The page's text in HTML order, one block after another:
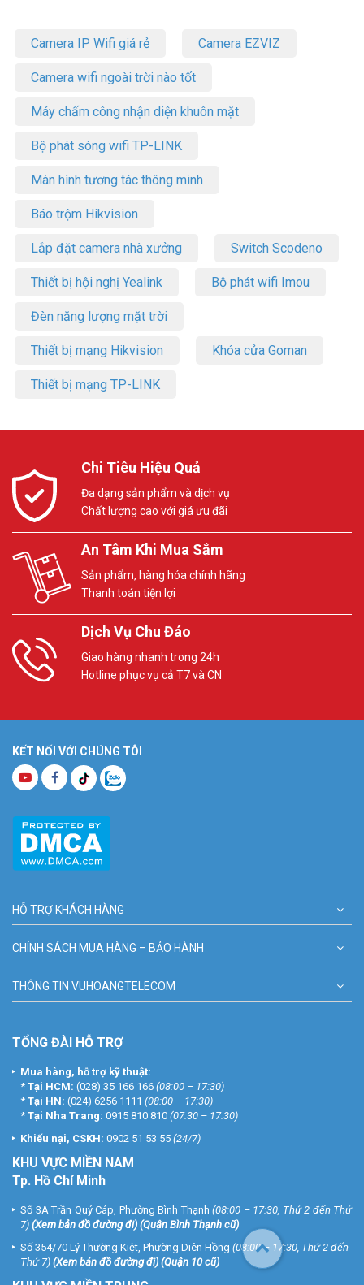
Camera IP Wifi giá rẻ Camera EZVIZ
Camera wifi ngoài trời nào tốt
Máy chấm công nhận diện khuôn mặt
Bộ phát sóng wifi TP-LINK
Màn hình tương tác thông minh
Báo trộm Hikvision
Lắp đặt camera nhà xưởng Switch Scodeno
Thiết bị hội nghị Yealink Bộ phát wifi Imou
Đèn năng lượng mặt trời
Thiết bị mạng Hikvision Khóa cửa Goman
Thiết bị mạng TP-LINK
Chi Tiêu Hiệu Quả
Đa dạng sản phẩm và dịch vụ
Chất lượng cao với giá ưu đãi
An Tâm Khi Mua Sắm
Sản phẩm, hàng hóa chính hãng
Thanh toán tiện lợi
Dịch Vụ Chu Đáo
Giao hàng nhanh trong 24h
Hotline phục vụ cả T7 và CN
KẾT NỐI VỚI CHÚNG TÔI
HỖ TRỢ KHÁCH HÀNG
CHÍNH SÁCH MUA HÀNG – BẢO HÀNH
THÔNG TIN VUHOANGTELECOM
TỔNG ĐÀI HỖ TRỢ
Mua hàng, hỗ trợ kỹ thuật:
* Tại HCM: (028) 35 166 166 (08:00 – 17:30)
* Tại HN: (024) 6256 1111 (08:00 – 17:30)
* Tại Nha Trang: 0915 810 810 (07:30 – 17:30)
Khiếu nại, CSKH: 0902 51 53 55 (24/7)
KHU VỰC MIỀN NAM
Tp. Hồ Chí Minh
Số 3A Trần Quý Cáp, Phường Bình Thạnh (08:00 – 17:30, Thứ 2 đến Thứ
7) (Xem bản đồ đường đi) (Quận Bình Thạnh cũ)
Số 354/70 Lý Thường Kiệt, Phường Diên Hồng (08:00 – 17:30, Thứ 2 đến
Thứ 7) (Xem bản đồ đường đi) (Quận 10 cũ)